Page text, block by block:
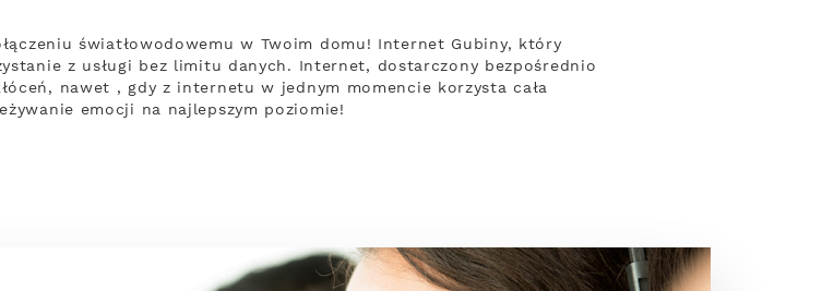
światłowodowemu w Twoim domu! Internet Gubiny, który
z usługi bez limitu danych. Internet, dostarczony bezpośrednio
nawet , gdy z internetu w jednym momencie korzysta cała
emocji na najlepszym poziomie!